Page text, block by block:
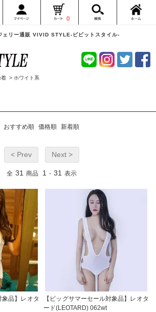
ェリー通販 VIVID STYLE-ビビットスタイル-
0
着 > ホワイト系
おすすめ順 価格順 新着順
< Prev Next >
全 31 商品 1 - 31 表示
象品】レオタ
【ビッグサマーセール対象品】レオタ
ード(LEOTARD) 062wt